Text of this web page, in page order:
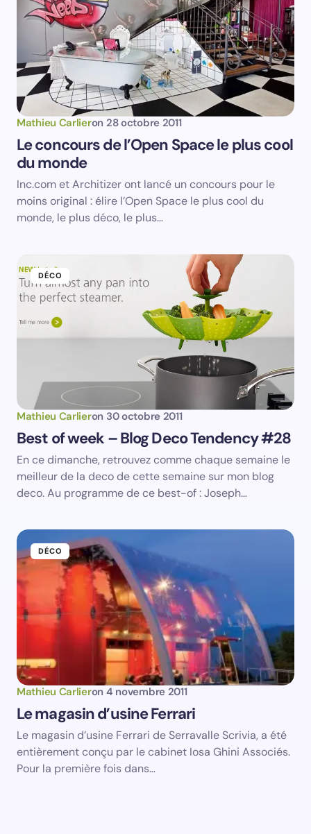
Votre adresse e-mail ne sera pas publiée. Les
champs obligatoires sont indiqués avec*
Your Comment *
Name *
Email *
Save my name and email in this browser for the
next time I comment.
Prévenez-moi de tous les nouveaux articles par e-
mail.
Submit Comment
Mathieu Carlieron 28 octobre 2011
Le concours de l’Open Space le plus cool
du monde
Inc.com et Architizer ont lancé un concours pour le
moins original : élire l’Open Space le plus cool du
monde, le plus déco, le plus…
DÉCO
Mathieu Carlieron 30 octobre 2011
Best of week – Blog Deco Tendency #28
En ce dimanche, retrouvez comme chaque semaine le
meilleur de la deco de cette semaine sur mon blog
deco. Au programme de ce best-of : Joseph…
DÉCO
Mathieu Carlieron 4 novembre 2011
Le magasin d’usine Ferrari
Le magasin d’usine Ferrari de Serravalle Scrivia, a été
entièrement conçu par le cabinet Iosa Ghini Associés.
Pour la première fois dans…